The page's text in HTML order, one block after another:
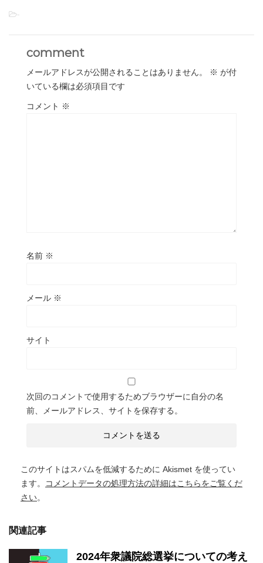
-
comment
メールアドレスが公開されることはありません。 ※ が付
いている欄は必須項目です
コメント ※
名前 ※
メール ※
サイト
次回のコメントで使用するためブラウザーに自分の名
前、メールアドレス、サイトを保存する。
このサイトはスパムを低減するために Akismet を使ってい
ます。
コメントデータの処理方法の詳細はこちらをご覧くだ
さい。
関連記事
2024年衆議院総選挙についての考え